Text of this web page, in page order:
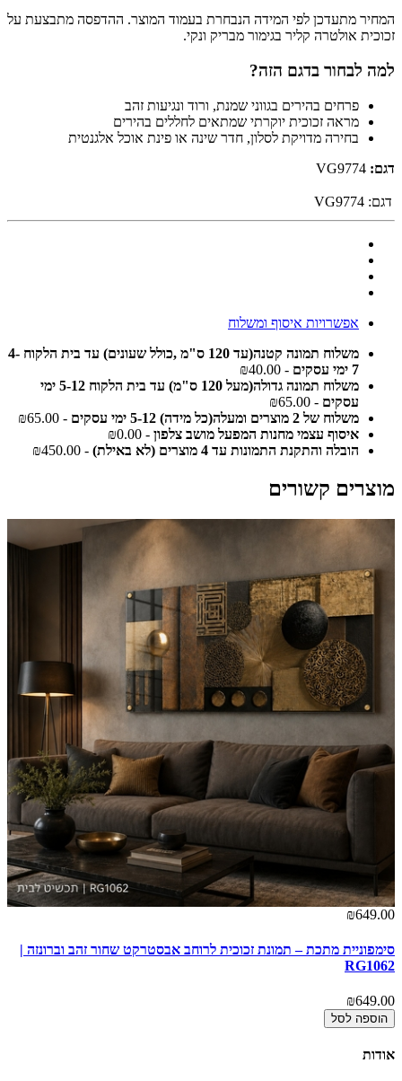
המחיר מתעדכן לפי המידה הנבחרת בעמוד המוצר. ההדפסה מתבצעת על
זכוכית אולטרה קליר בגימור מבריק ונקי.
למה לבחור בדגם הזה?
פרחים בהירים בגווני שמנת, ורוד ונגיעות זהב
מראה זכוכית יוקרתי שמתאים לחללים בהירים
בחירה מדויקת לסלון, חדר שינה או פינת אוכל אלגנטית
דגם:
דגם: VG9774
אפשרויות איסוף ומשלוח
משלוח תמונה קטנה(עד 120 ס"מ ,כולל שעונים) עד בית הלקוח 4-
7 ימי עסקים
- ₪40.00
משלוח תמונה גדולה(מעל 120 ס"מ) עד בית הלקוח 5-12 ימי
עסקים - ₪65.00
משלוח של 2 מוצרים ומעלה(כל מידה) 5-12 ימי עסקים
- ₪65.00
איסוף עצמי מחנות המפעל מושב צלפון - ₪0.00
הובלה והתקנת התמונות עד 4 מוצרים (לא באילת)
- ₪450.00
מוצרים קשורים
₪649.00
סימפוניית מתכת – תמונת זכוכית לרוחב אבסטרקט שחור זהב וברונזה |
RG1062
₪649.00
הוספה לסל
אודות